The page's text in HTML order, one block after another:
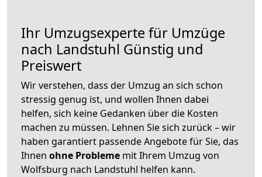
Ihr Umzugsexperte für Umzüge
nach Landstuhl Günstig und
Preiswert
Wir verstehen, dass der Umzug an sich schon
stressig genug ist, und wollen Ihnen dabei
helfen, sich keine Gedanken über die Kosten
machen zu müssen. Lehnen Sie sich zurück – wir
haben garantiert passende Angebote für Sie, das
Ihnen ohne Probleme mit Ihrem Umzug von
Wolfsburg nach Landstuhl helfen kann.